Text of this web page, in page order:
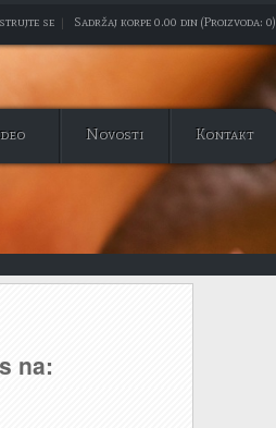
se | Sadržaj korpe 0.00 din (Proizvoda: 0)
Novosti Kontakt
na: